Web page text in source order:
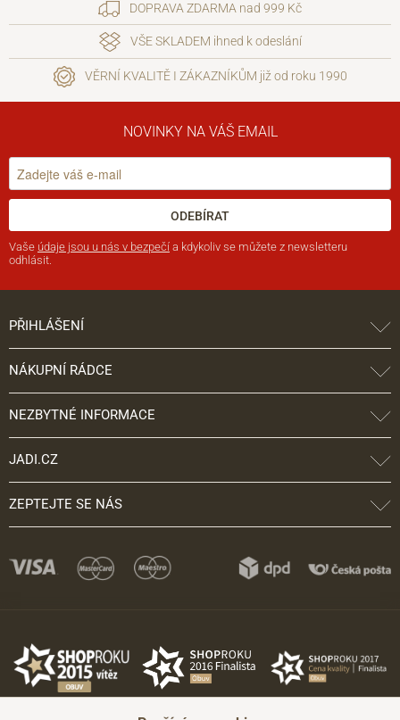
DOPRAVA ZDARMA nad 999 Kč
VŠE SKLADEM ihned k odeslání
VĚRNÍ KVALITĚ I ZÁKAZNÍKŮM již od roku 1990
NOVINKY NA VÁŠ EMAIL
ODEBÍRAT
Vaše údaje jsou u nás v bezpečí a kdykoliv se můžete z newsletteru
odhlásit.
PŘIHLÁŠENÍ
NÁKUPNÍ RÁDCE
NEZBYTNÉ INFORMACE
JADI.CZ
ZEPTEJTE SE NÁS